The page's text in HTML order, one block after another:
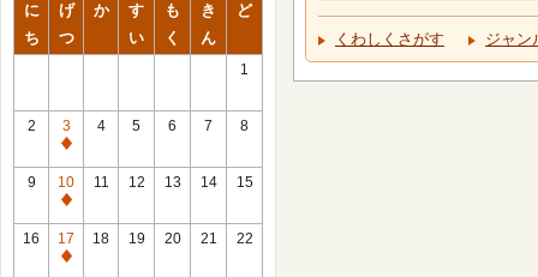
に
ち
げ
つ
か
す
い
も
く
き
ん
ど
1
2
3
休
館
日
4 5 6 7 8
9
10
休
館
日
11 12 13 14 15
16
17
休
18 19 20 21 22
くわしくさがす ジャン